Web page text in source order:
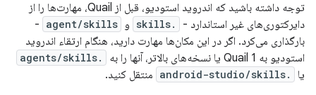
توجه داشته باشید که اندروید استودیو، قبل از Quail، مهارت‌ها را از
دایرکتوری‌های غیر استاندارد -
.skills و agent/skills
-
بارگذاری می‌کرد. اگر در این مکان‌ها مهارت دارید، هنگام ارتقاء اندروید
استودیو به Quail 1 یا نسخه‌های بالاتر، آنها را به
.agents/skills
یا .android-studio/skills
منتقل کنید.